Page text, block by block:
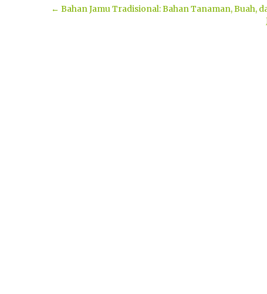
Post
← Bahan Jamu Tradisional: Bahan Tanaman, Buah,